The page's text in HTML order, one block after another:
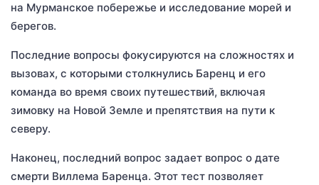
на Мурманское побережье и исследование морей и
берегов.
Последние вопросы фокусируются на сложностях и
вызовах, с которыми столкнулись Баренц и его
команда во время своих путешествий, включая
зимовку на Новой Земле и препятствия на пути к
северу.
Наконец, последний вопрос задает вопрос о дате
смерти Виллема Баренца. Этот тест позволяет